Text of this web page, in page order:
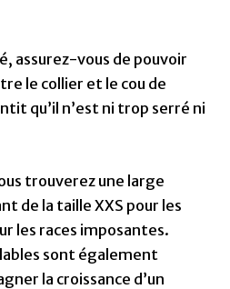
assurez-vous de pouvoir
le collier et le cou de
qu’il n’est ni trop serré ni
trouverez une large
de la taille XXS pour les
les races imposantes.
sont également
la croissance d’un